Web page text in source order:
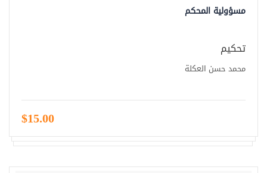
مسؤولية المحكم
تحكيم
محمد حسن العكلة
$15.00